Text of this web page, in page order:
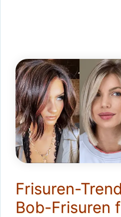
Frisuren-
Bob-Frisuren